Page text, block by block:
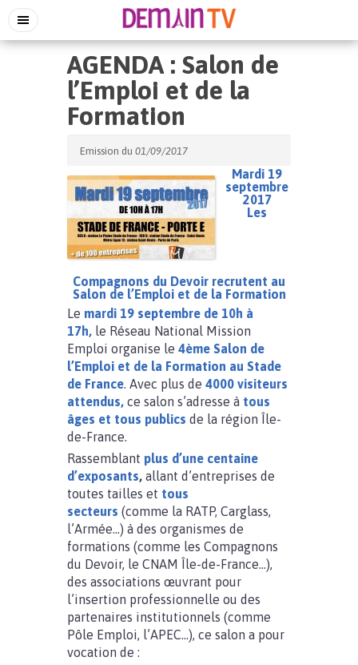
AGENDA : Salon de
l’Emploi et de la
Formation
Emission du 01/09/2017
Mardi 19
septembre
2017
Les
Compagnons du Devoir recrutent au
Salon de l’Emploi et de la Formation
Le mardi 19 septembre de 10h à
17h, le Réseau National Mission
Emploi organise le 4ème Salon de
l’Emploi et de la Formation au Stade
de France. Avec plus de 4000 visiteurs
attendus, ce salon s’adresse à tous
âges et tous publics de la région Île-
de-France.
Rassemblant plus d’une centaine
d’exposants, allant d’entreprises de
toutes tailles et tous
secteurs (comme la RATP, Carglass,
l’Armée…) à des organismes de
formations (comme les Compagnons
du Devoir, le CNAM Île-de-France…),
des associations œuvrant pour
l’insertion professionnelle ou des
partenaires institutionnels (comme
Pôle Emploi, l’APEC…), ce salon a pour
vocation de :